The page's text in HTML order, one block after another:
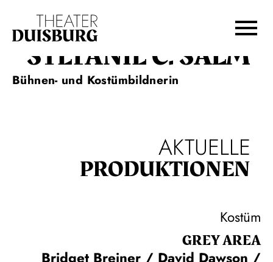
Zur Hauptnavigation springen
Zum Footer springen
STEFANIE C. SALM
Bühnen- und Kostümbildnerin
AKTUELLE
PRODUKTIONEN
Kostüm
GREY AREA
Bridget Breiner / David Dawson /